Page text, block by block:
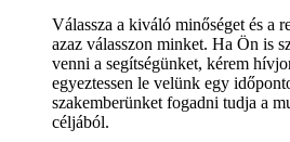
Válassza a kiváló minőséget és a
azaz válasszon minket. Ha Ön is
venni a segítségünket, kérem
egyeztessen le velünk egy
szakemberünket fogadni tudja a
céljából.